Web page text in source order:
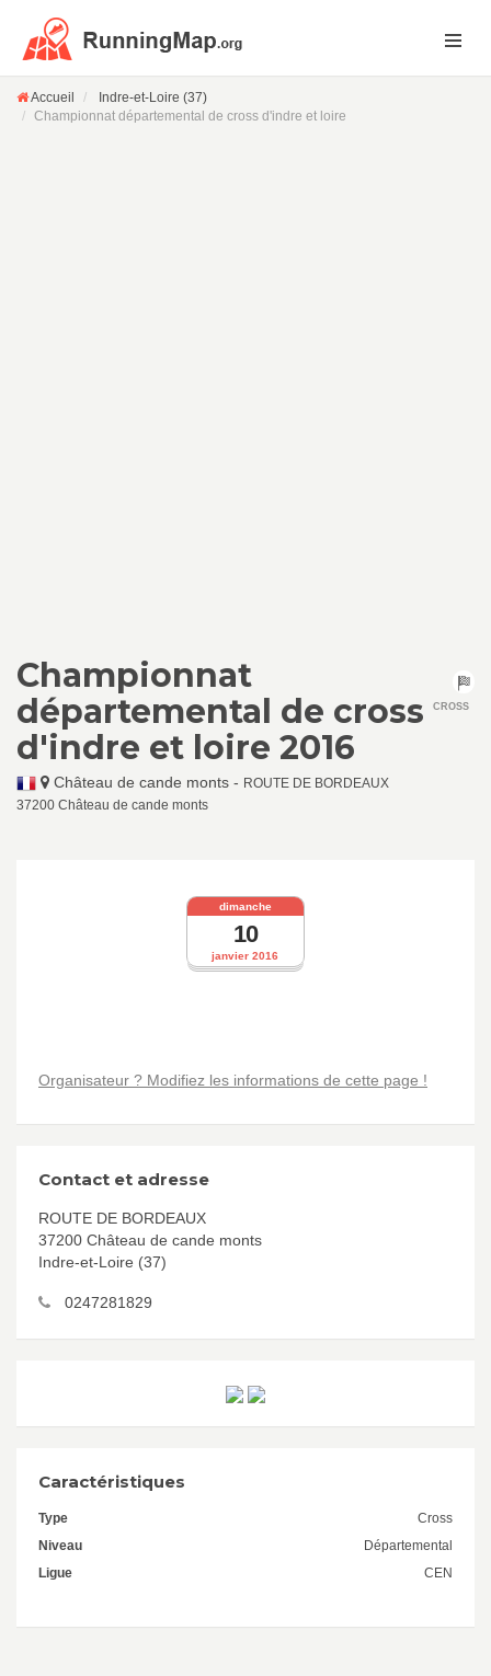
Accueil
Indre-et-Loire (37)
Championnat départemental de cross d'indre et loire
Championnat
départemental de cross
d'indre et loire 2016
Château de cande monts - ROUTE DE BORDEAUX
37200 Château de cande monts
CROSS
janvier 2016
dimanche
10
Organisateur ? Modifiez les informations de cette page !
Contact et adresse
ROUTE DE BORDEAUX
37200 Château de cande monts
Indre-et-Loire (37)
0247281829
Caractéristiques
Type
Cross
Niveau
Départemental
Ligue
CEN